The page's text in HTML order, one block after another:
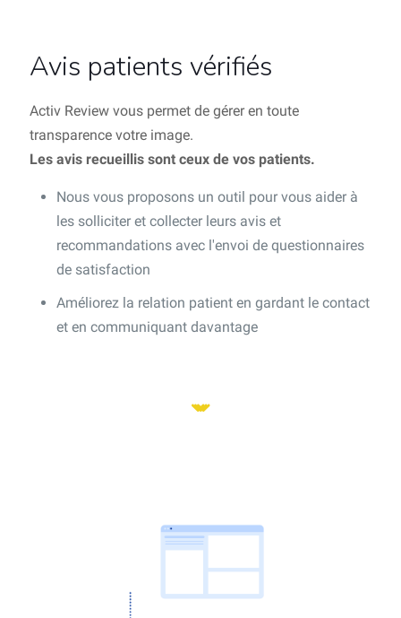
Avis patients vérifiés
Activ Review vous permet de gérer en toute
transparence votre image.
Les avis recueillis sont ceux de vos patients.
Nous vous proposons un outil pour vous aider à
les solliciter et collecter leurs avis et
recommandations avec l'envoi de questionnaires
de satisfaction
Améliorez la relation patient en gardant le contact
et en communiquant davantage